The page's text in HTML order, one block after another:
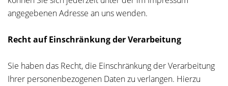
angegebenen Adresse an uns wenden.
Recht auf Einschränkung der Verarbeitung
Sie haben das Recht, die Einschränkung der Verarbeitung
Ihrer personenbezogenen Daten zu verlangen. Hierzu